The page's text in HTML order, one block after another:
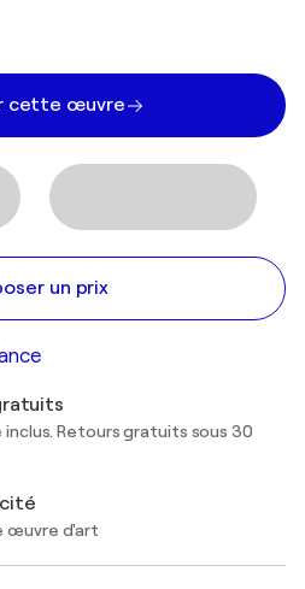
cette œuvre
un prix
Retours gratuits sous 30
œuvre d'art